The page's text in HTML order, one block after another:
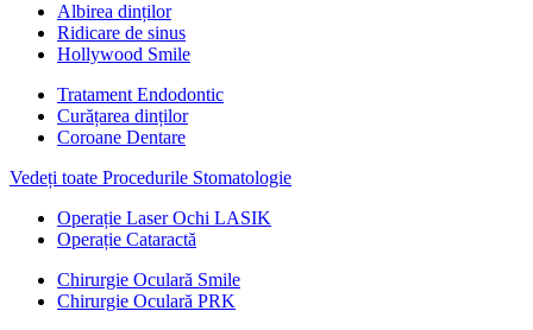
Albirea dinților
Ridicare de sinus
Hollywood Smile
Tratament Endodontic
Curățarea dinților
Coroane Dentare
Vedeți toate Procedurile Stomatologie
Operație Laser Ochi LASIK
Operație Cataractă
Chirurgie Oculară Smile
Chirurgie Oculară PRK